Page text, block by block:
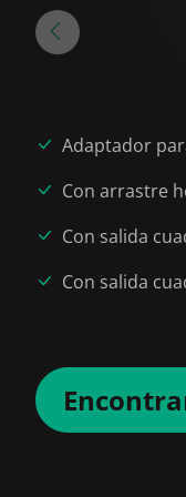
Adaptador
Con arrastre
Con salida
Con salida